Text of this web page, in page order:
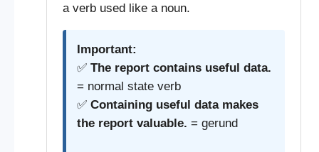
a verb used like a noun.
Important:
✅ The report contains useful data.
= normal state verb
✅ Containing useful data makes
the report valuable. = gerund